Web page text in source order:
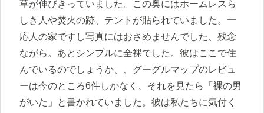
草が伸びきっていました。この奥にはホームレスら
しき人や焚火の跡、テントが貼られていました。一
応人の家ですし写真にはおさめませんでした、残念
ながら。あとシンプルに全裸でした。彼はここで住
んでいるのでしょうか、、グーグルマップのレビュ
ーは今のところ6件しかなく、それを見たら「裸の男
がいた」と書かれていました。彼は私たちに気付く